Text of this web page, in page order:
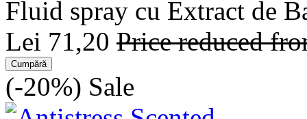
Fluid spray cu Extract de
Lei 71,20 Price reduced
Cumpără
(-20%) Sale